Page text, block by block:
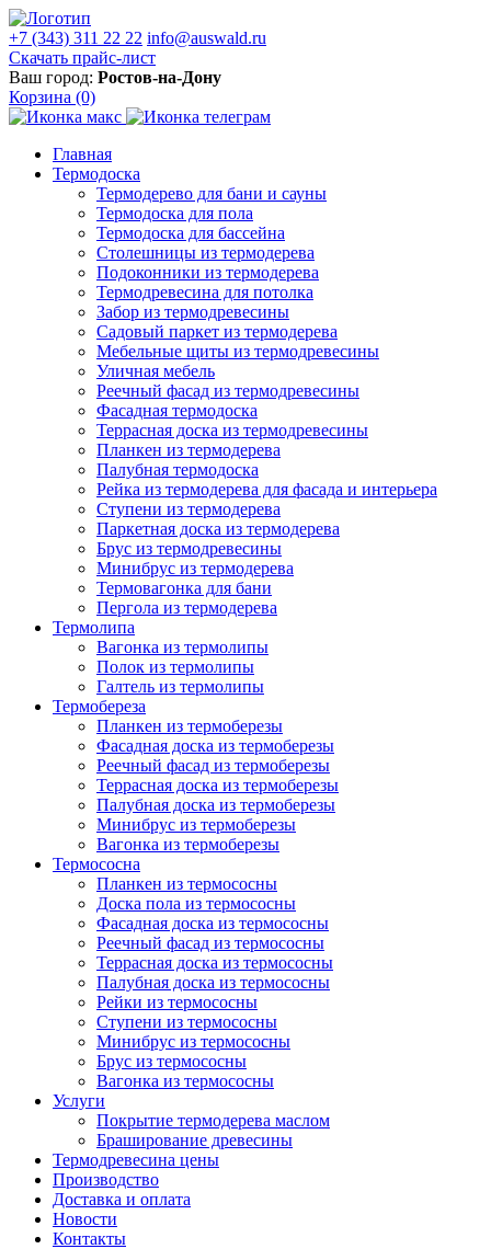
+7 (343) 311 22 22 info@auswald.ru
Скачать прайс-лист
Ваш город: Ростов-на-Дону
Корзина (0)
Главная
Термодоска
Термодерево для бани и сауны
Термодоска для пола
Термодоска для бассейна
Столешницы из термодерева
Подоконники из термодерева
Термодревесина для потолка
Забор из термодревесины
Садовый паркет из термодерева
Мебельные щиты из термодревесины
Уличная мебель
Реечный фасад из термодревесины
Фасадная термодоска
Террасная доска из термодревесины
Планкен из термодерева
Палубная термодоска
Рейка из термодерева для фасада и интерьера
Ступени из термодерева
Паркетная доска из термодерева
Брус из термодревесины
Минибрус из термодерева
Термовагонка для бани
Пергола из термодерева
Термолипа
Вагонка из термолипы
Полок из термолипы
Галтель из термолипы
Термобереза
Планкен из термоберезы
Фасадная доска из термоберезы
Реечный фасад из термоберезы
Террасная доска из термоберезы
Палубная доска из термоберезы
Минибрус из термоберезы
Вагонка из термоберезы
Термососна
Планкен из термососны
Доска пола из термососны
Фасадная доска из термососны
Реечный фасад из термососны
Террасная доска из термососны
Палубная доска из термососны
Рейки из термососны
Ступени из термососны
Минибрус из термососны
Брус из термососны
Вагонка из термососны
Услуги
Покрытие термодерева маслом
Браширование древесины
Термодревесина цены
Производство
Доставка и оплата
Новости
Контакты